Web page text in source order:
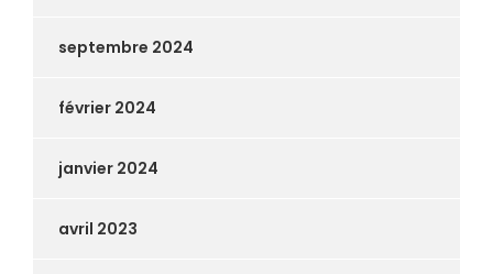
septembre 2024
février 2024
janvier 2024
avril 2023